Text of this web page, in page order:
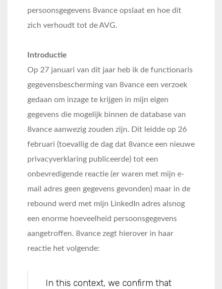
persoonsgegevens 8vance opslaat en hoe dit
zich verhoudt tot de AVG.
Introductie
Op 27 januari van dit jaar heb ik de functionaris
gegevensbescherming van 8vance een verzoek
gedaan om inzage te krijgen in mijn eigen
gegevens die mogelijk binnen de database van
8vance aanwezig zouden zijn. Dit leidde op 26
februari (toevallig de dag dat 8vance een nieuwe
privacyverklaring publiceerde) tot een
onbevredigende reactie (er waren met mijn e-
mail adres geen gegevens gevonden) maar in de
rebound werd met mijn LinkedIn adres alsnog
een enorme hoeveelheid persoonsgegevens
aangetroffen. 8vance zegt hierover in haar
reactie het volgende:
In this context, we confirm that